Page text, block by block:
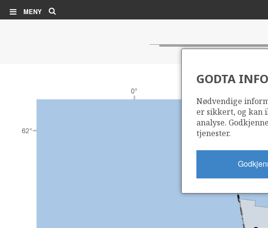
MENY
GODTA
Nødvendige
er sikkert, og kan
analyse.
tjenester.